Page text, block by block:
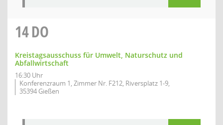
14DO
Kreistagsausschuss für Umwelt, Naturschutz und
Abfallwirtschaft
16:30 Uhr
Konferenzraum 1, Zimmer Nr. F212, Riversplatz 1-9,
35394 Gießen